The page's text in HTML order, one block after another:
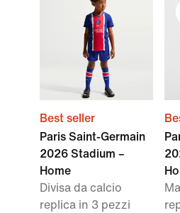
Best seller
Paris Saint-Germain
2026 Stadium –
Home
Divisa da calcio
replica in 3 pezzi